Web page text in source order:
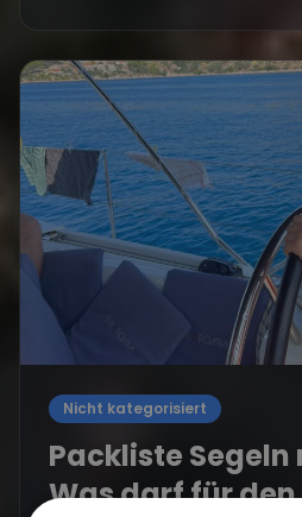
Nicht kategorisiert
Packliste
Was darf für